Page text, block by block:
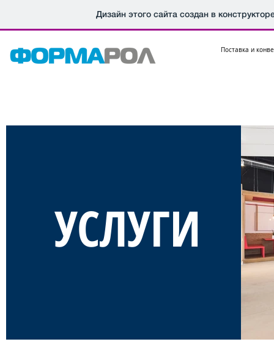
Дизайн этого сайта создан в
Поставка и
УСЛУГИ